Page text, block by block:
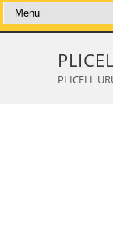
PLİCELL